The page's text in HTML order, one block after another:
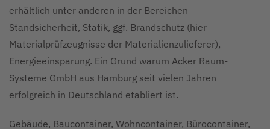
erhältlich unter anderen in der Bereichen
Standsicherheit, Statik, ggf. Brandschutz (hier
Materialprüfzeugnisse der Materialienzulieferer),
Energieeinsparung. Ein Grund warum Acker Raum-
Systeme GmbH aus Hamburg seit vielen Jahren
erfolgreich in Deutschland etabliert ist.
Gebäude, Baucontainer, Wohncontainer, Bürocontainer,